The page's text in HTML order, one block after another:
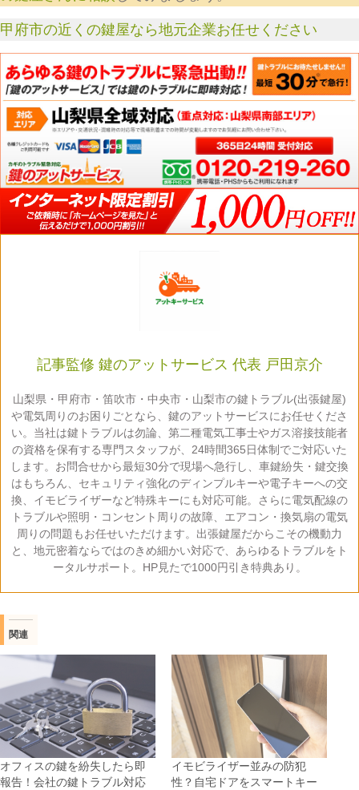
甲府市の近くの鍵屋なら地元企業お任せください
記事監修 鍵のアットサービス 代表 戸田京介
山梨県・甲府市・笛吹市・中央市・山梨市の鍵トラブル(出張鍵屋)
や電気周りのお困りごとなら、鍵のアットサービスにお任せくださ
い。当社は鍵トラブルは勿論、第二種電気工事士やガス溶接技能者
の資格を保有する専門スタッフが、24時間365日体制でご対応いた
します。お問合せから最短30分で現場へ急行し、車鍵紛失・鍵交換
はもちろん、セキュリティ強化のディンプルキーや電子キーへの交
換、イモビライザーなど特殊キーにも対応可能。さらに電気配線の
トラブルや照明・コンセント周りの故障、エアコン・換気扇の電気
周りの問題もお任せいただけます。出張鍵屋だからこその機動力
と、地元密着ならではのきめ細かい対応で、あらゆるトラブルをト
ータルサポート。HP見たで1000円引き特典あり。
関連
オフィスの鍵を紛失したら即
報告！会社の鍵トラブル対応
イモビライザー並みの防犯
性？自宅ドアをスマートキー